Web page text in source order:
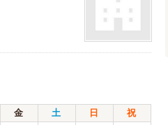
金 土 日
祝